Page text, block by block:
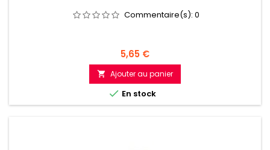
Commentaire(s): 0
Prix
5,65 €
 Ajouter au panier
 En stock